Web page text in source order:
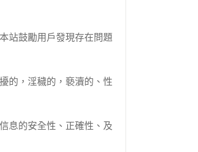
站鼓勵用戶發現存在問題
的，淫穢的，褻瀆的、性
息的安全性、正確性、及